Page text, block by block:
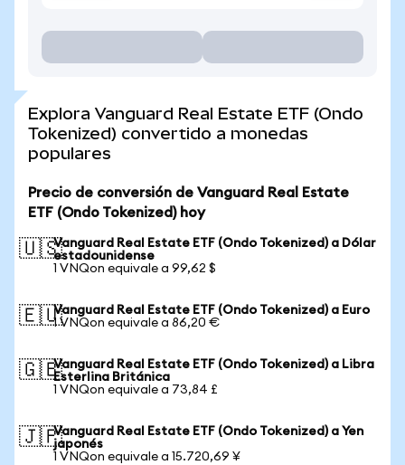
Explora Vanguard Real Estate ETF (Ondo
Tokenized) convertido a monedas
populares
Precio de conversión de Vanguard Real Estate
ETF (Ondo Tokenized) hoy
🇺🇸Vanguard Real Estate ETF (Ondo Tokenized) a Dólar
estadounidense
1 VNQon equivale a 99,62 $
🇪🇺Vanguard Real Estate ETF (Ondo Tokenized) a Euro
1 VNQon equivale a 86,20 €
🇬🇧Vanguard Real Estate ETF (Ondo Tokenized) a Libra
Esterlina Británica
1 VNQon equivale a 73,84 £
🇯🇵Vanguard Real Estate ETF (Ondo Tokenized) a Yen
japonés
1 VNQon equivale a 15.720,69 ¥